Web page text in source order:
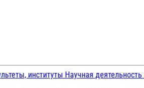
институты Научная деятельность